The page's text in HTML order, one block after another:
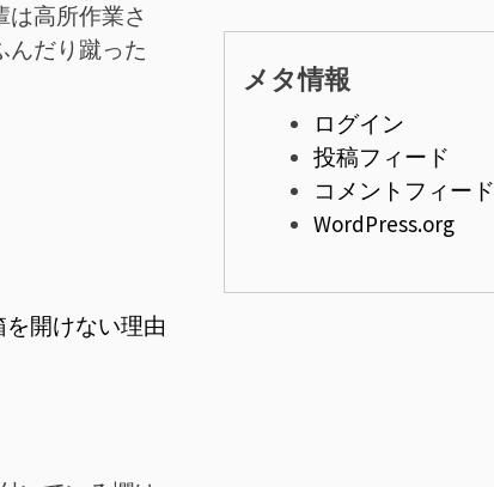
高所作業さ
んだり蹴った
開けない理由
メタ情報
ログイン
投稿フィード
コメントフィード
WordPress.org